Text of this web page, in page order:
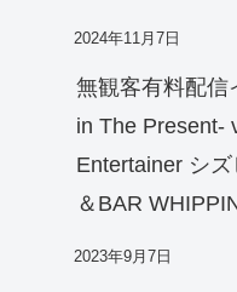
2024年11月7日
無観客有料配信
in The Present-
Entertainer シ
＆BAR
2023年9月7日